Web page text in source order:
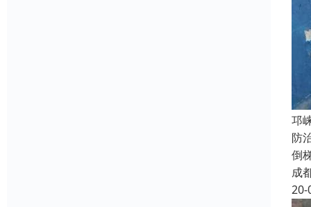
邛
防
倒
成
20-